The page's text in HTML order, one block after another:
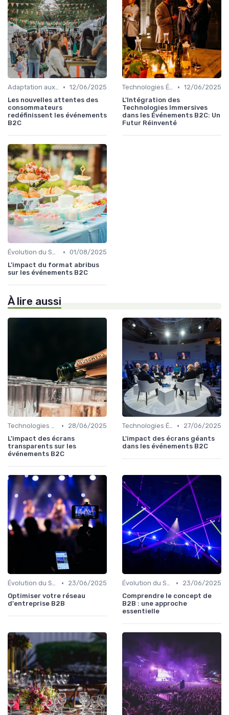
Adaptation aux Nouvelles Attentes des Consommateurs • 12/06/2025
Les nouvelles attentes des
consommateurs
redéfinissent les événements
B2C
Technologies Émergentes • 12/06/2025
L'Intégration des
Technologies Immersives
dans les Événements B2C: Un
Futur Réinventé
Évolution du Secteur Événementiel B2C • 01/08/2025
L'impact du format abribus
sur les événements B2C
À lire aussi
Technologies Émergentes •
28/06/2025
L'impact des écrans
transparents sur les
événements B2C
Technologies Émergentes •
27/06/2025
L'impact des écrans géants
dans les événements B2C
Évolution du Secteur Événementiel B2C •
23/06/2025
Optimiser votre réseau
d'entreprise B2B
Évolution du Secteur Événementiel B2C •
23/06/2025
Comprendre le concept de
B2B : une approche
essentielle